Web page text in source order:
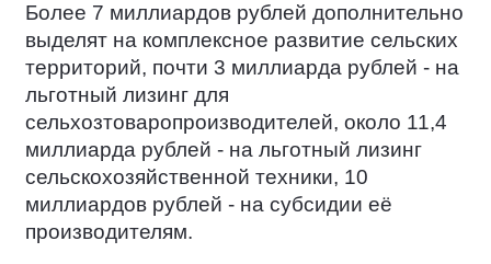
Более 7 миллиардов рублей дополнительно
выделят на комплексное развитие сельских
территорий, почти 3 миллиарда рублей - на
льготный лизинг для
сельхозтоваропроизводителей, около 11,4
миллиарда рублей - на льготный лизинг
сельскохозяйственной техники, 10
миллиардов рублей - на субсидии её
производителям.